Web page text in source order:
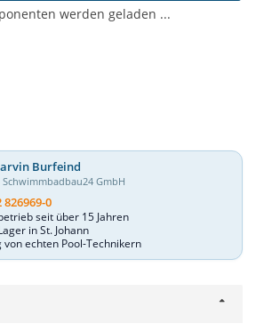
werden geladen ...
Burfeind
Schwimmbadbau24 GmbH
826969-0
seit über 15 Jahren
in St. Johann
von echten Pool-Technikern